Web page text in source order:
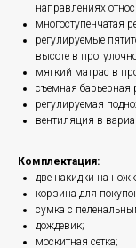
направлениях
многоступенчатая
регулируемые
высоте в
мягкий матрас в
съемная барьерная
регулируемая
вентиляция в
Комплектация:
две накидки на
корзина для
сумка с
дождевик;
москитная сетка;